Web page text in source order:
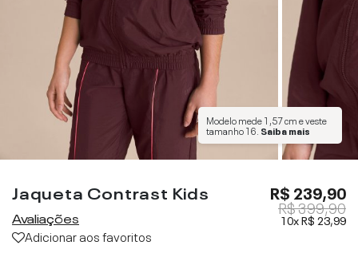
Modelo mede1,57 cme veste
tamanho16 Saiba mais
Jaqueta Contrast Kids
Avaliações
Adicionar aos favoritos
R$ 239,90
R$ 399,90
10xR$ 23,99